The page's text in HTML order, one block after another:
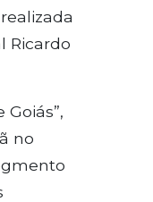
Ricardo
no